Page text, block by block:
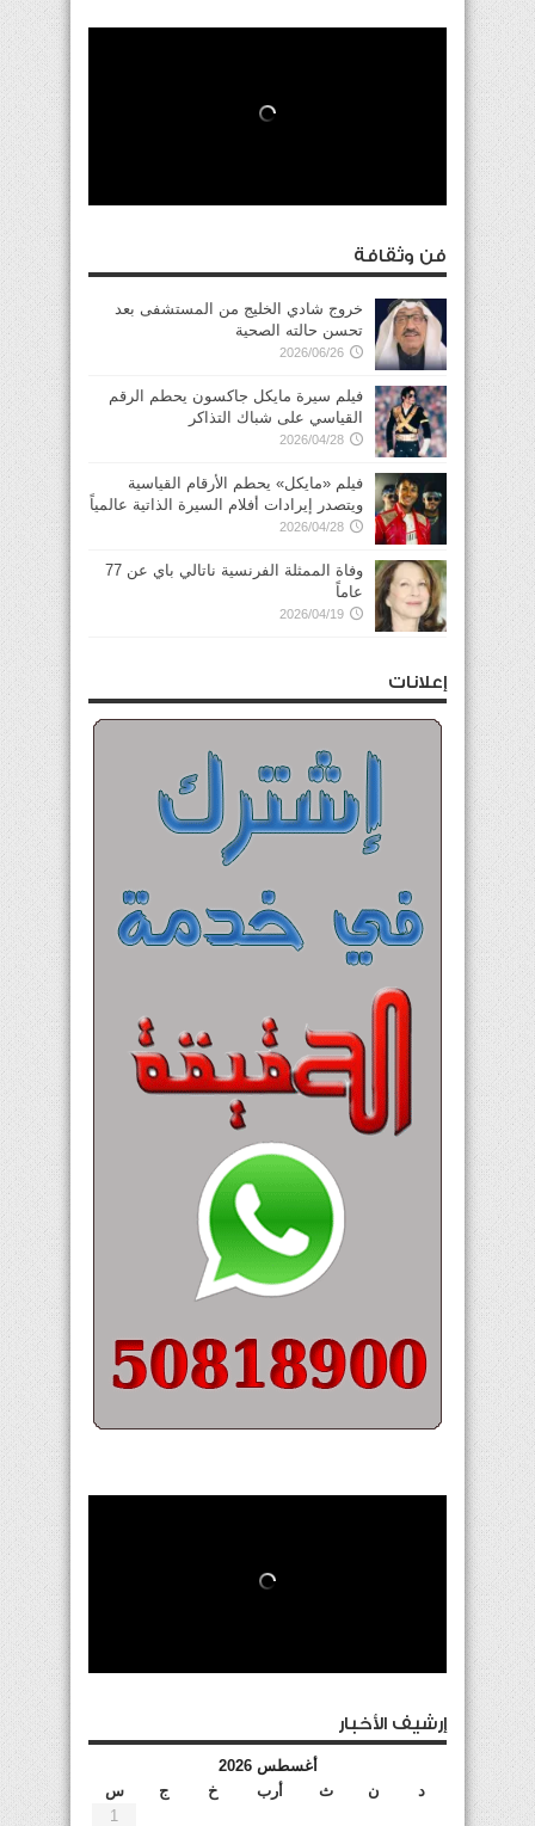
فن وثقافة
خروج شادي الخليج من المستشفى بعد
تحسن حالته الصحية
2026/06/26
فيلم سيرة مايكل جاكسون يحطم الرقم
القياسي على شباك التذاكر
2026/04/28
فيلم «مايكل» يحطم الأرقام القياسية
ويتصدر إيرادات أفلام السيرة الذاتية عالمياً
2026/04/28
وفاة الممثلة الفرنسية ناتالي باي عن 77
عاماً
2026/04/19
إعلانات
إرشيف الأخبار
أغسطس 2026
د
ن ث أرب خ ج
س
1